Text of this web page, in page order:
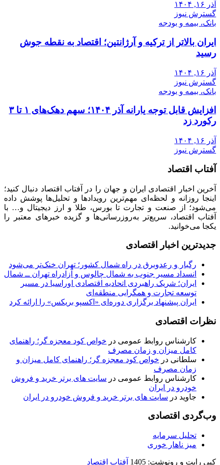
آذر ۱۶, ۱۴۰۴
گسترش نیوز
بانک، بیمه و بودجه
ایران بالاتر از ترکیه و آرژانتین؛ اقتصاد به نقطه جوش
رسید
آذر ۱۶, ۱۴۰۴
گسترش نیوز
بانک، بیمه و بودجه
افزایش قابل توجه یارانه آذر ۱۴۰۴؛ سهم دهک‌های ۱ تا ۳
رکورد زد
آذر ۱۶, ۱۴۰۴
گسترش نیوز
آفتاب اقتصاد
آخرین اخبار اقتصادی ایران و جهان را در آفتاب اقتصاد دنبال کنید؛
اینجا روزانه و لحظه‌ای مهم‌ترین رویدادها و تحلیل‌ها پوشش داده
می‌شود؛ از صنعت و تجارت تا بورس، طلا و ارز دیجیتال و… با
آفتاب اقتصاد، سریع‌تر به‌روزرسانی‌ها و گزیده خبرهای معتبر را
یکجا می‌خوانید.
جدیدترین اخبار اقتصادی
رگبار و رعدوبرق در راه شمال کشور؛ تهران خنک‌تر می‌شود
انسداد مسیر جنوب به شمال چالوس و آزادراه تهران ــ شمال
ایران؛ شریک راهبردی اتحادیه اقتصادی اوراسیا در مسیر
توسعه تجارت و همگرایی منطقه‌ای
ایران پیشنهاد برگزاری دوره‌ای «اکسپو بریکس» را ارائه کرد
نظرات اقتصادی
کارشناس روابط عمومی در خواص کود معجزه گر؛ راهنمای
کامل میزان و زمان مصرف
سلطانی در خواص کود معجزه گر؛ راهنمای کامل میزان و
زمان مصرف
کارشناس روابط عمومی در سایت های برتر خرید و فروش
خودرو در ایران
جاوید در سایت های برتر خرید و فروش خودرو در ایران
وب‌گردی اقتصادی
تحلیل سرمایه
میز ناهار خوری
کپی رایت و رونوشت: 1405 آفتاب اقتصاد